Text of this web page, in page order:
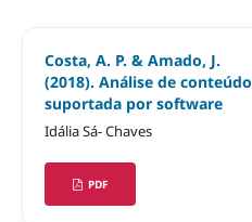
Costa, A. P. & Amado, J.
(2018). Análise de conteúdo
suportada por software
Idália Sá- Chaves
PDF